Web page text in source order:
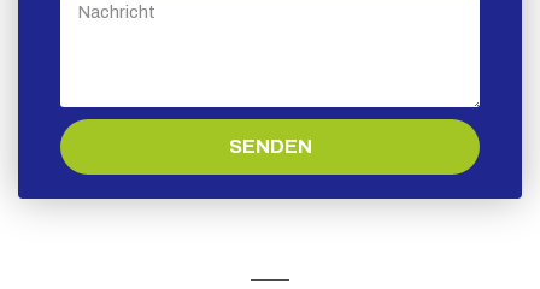
SENDEN